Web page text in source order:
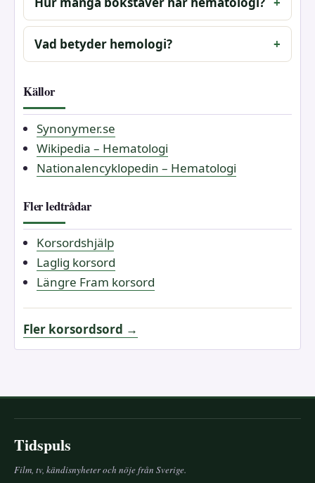
Vad betyder hemologi?
Källor
Synonymer.se
Wikipedia – Hematologi
Nationalencyklopedin – Hematologi
Fler ledtrådar
Korsordshjälp
Laglig korsord
Längre Fram korsord
Fler korsordsord →
Tidspuls
Film, tv, kändisnyheter och nöje från Sverige.